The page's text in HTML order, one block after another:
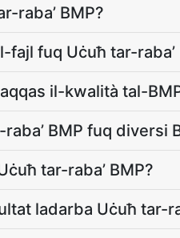
raba’ BMP?
fuq Uċuħ tar-raba’
il-kwalità tal-
BMP fuq diversi
tar-raba’ BMP?
ladarba Uċuħ tar-